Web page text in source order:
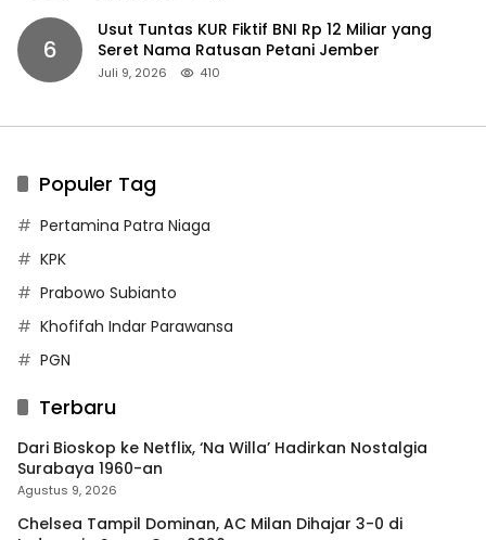
6
Usut Tuntas KUR Fiktif BNI Rp 12 Miliar yang
Seret Nama Ratusan Petani Jember
Juli 9, 2026 410
Populer Tag
Pertamina Patra Niaga
KPK
Prabowo Subianto
Khofifah Indar Parawansa
PGN
Terbaru
Dari Bioskop ke Netflix, ‘Na Willa’ Hadirkan Nostalgia
Surabaya 1960-an
Agustus 9, 2026
Chelsea Tampil Dominan, AC Milan Dihajar 3-0 di